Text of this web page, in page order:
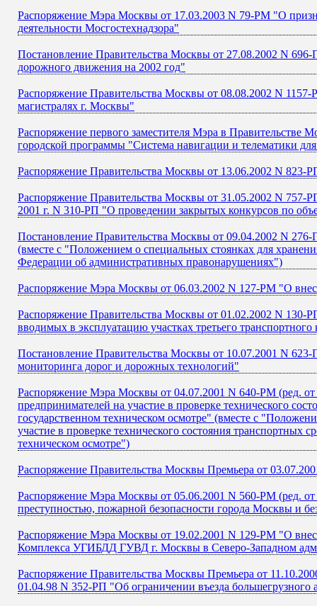
Распоряжение Мэра Москвы от 17.03.2003 N 79-РМ "О
деятельности Мосгостехнадзора"
Постановление Правительства Москвы от 27.08.2002 N
дорожного движения на 2002 год"
Распоряжение Правительства Москвы от 08.08.2002 N
магистралях г. Москвы"
Распоряжение первого заместителя Мэра в
городской программы "Система навигации и телематики
Распоряжение Правительства Москвы от 13.06.2002 N
Распоряжение Правительства Москвы от 31.05.2002 N 757-
2001 г. N 310-РП "О проведении закрытых конкурсов по
Постановление Правительства Москвы от 09.04.2002 N
(вместе с "Положением о специальных стоянках для
Федерации об административных правонарушениях")
Распоряжение Мэра Москвы от 06.03.2002 N 127-РМ "О
Распоряжение Правительства Москвы от 01.02.2002 N 130-
вводимых в эксплуатацию участках третьего транспортного
Постановление Правительства Москвы от 10.07.2001 N
мониторинга дорог и дорожных технологий"
Распоряжение Мэра Москвы от 04.07.2001 N 640-РМ (ред.
предпринимателей на участие в проверке технического
государственном техническом осмотре" (вместе с
участие в проверке технического состояния транспортных
техническом осмотре")
Распоряжение Правительства Москвы Премьера от
Распоряжение Мэра Москвы от 05.06.2001 N 560-РМ (ред.
преступностью, пожарной безопасности города Москвы и
Распоряжение Мэра Москвы от 19.02.2001 N 129-РМ "О
Комплекса УГИБДД ГУВД г. Москвы в Северо-Западном
Распоряжение Правительства Москвы Премьера от
01.04.98 N 352-РП "Об ограничении въезда